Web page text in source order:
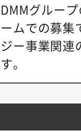
グルー
ムでの募
ー事業関
。